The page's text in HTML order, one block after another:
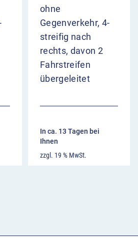
ohne
Gegenverkehr, 4-
streifig nach
rechts, davon 2
Fahrstreifen
übergeleitet
In ca. 13 Tagen bei
Ihnen
zzgl. 19 % MwSt.